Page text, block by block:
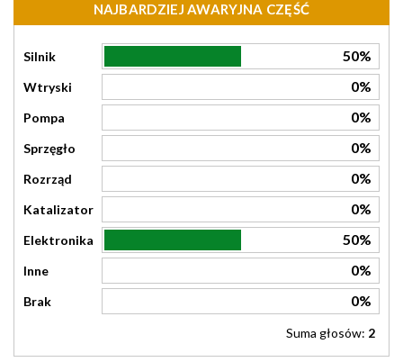
NAJBARDZIEJ AWARYJNA CZĘŚĆ
Silnik 50%
Wtryski 0%
Pompa 0%
Sprzęgło 0%
Rozrząd 0%
Katalizator 0%
Elektronika 50%
Inne 0%
Brak 0%
Suma głosów: 2